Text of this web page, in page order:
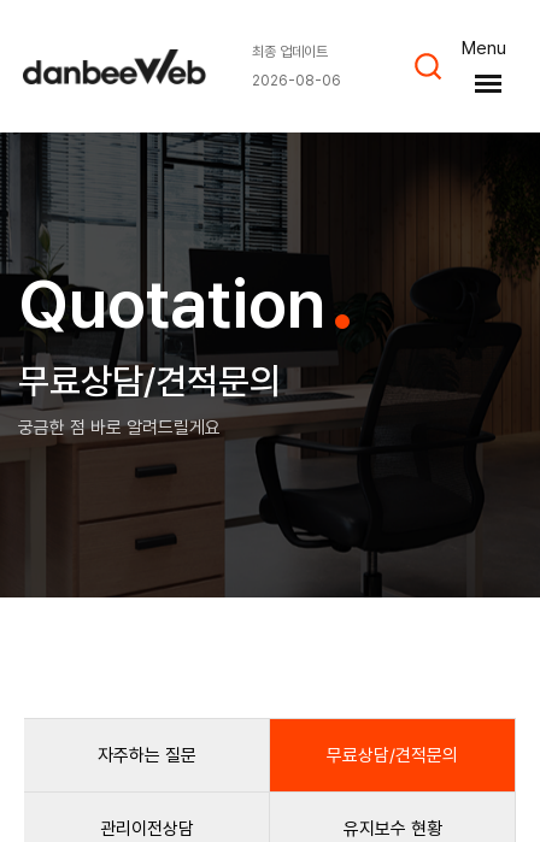
최종 업데이트
2026-08-06
Menu
Quotation.
무료상담/견적문의
궁금한 점 바로 알려드릴게요
자주하는 질문 무료상담/견적문의
관리이전상담 유지보수 현황